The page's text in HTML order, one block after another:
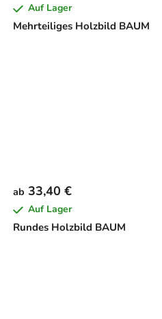
Mehrteiliges Holzbild BAUM
Auf Lager
Rundes Holzbild BAUM
ab 33,40 €
Auf Lager